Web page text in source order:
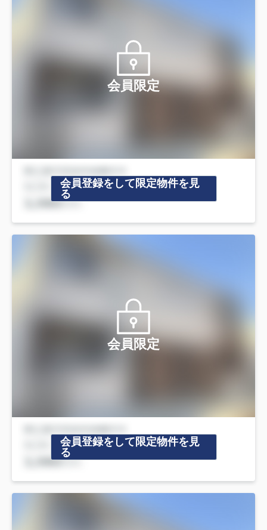
会員限定
会員登録をして限定物件を見
る
会員限定
会員登録をして限定物件を見
る